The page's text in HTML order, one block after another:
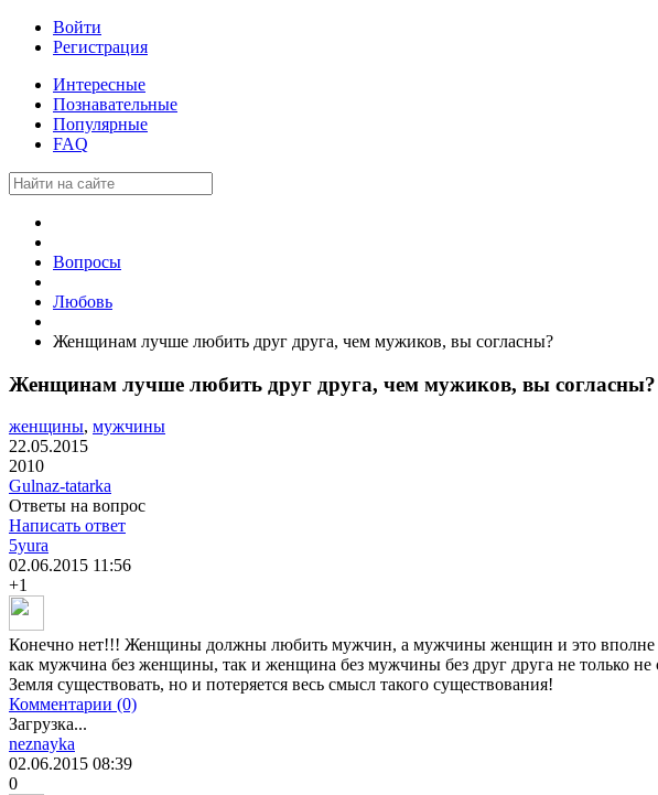
Войти
Регистрация
Интересные
Познавательные
Популярные
FAQ
Вопросы
Любовь
Женщинам лучше любить друг друга, чем мужиков, вы согласны?
Женщинам лучше любить друг друга, чем мужиков, вы согласны?
женщины, мужчины
22.05.2015
2010
Gulnaz-tatarka
Ответы на вопрос
Написать ответ
5yura
02.06.2015 11:56
+1
Конечно нет!!! Женщины должны любить мужчин, а мужчины женщин и это вполне
как мужчина без женщины, так и женщина без мужчины без друг друга не только не
Земля существовать, но и потеряется весь смысл такого существования!
Комментарии (0)
Загрузка...
neznayka
02.06.2015 08:39
0